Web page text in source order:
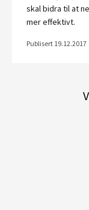
skal bidra til at
mer effektivt.
Publisert 19.12.2017